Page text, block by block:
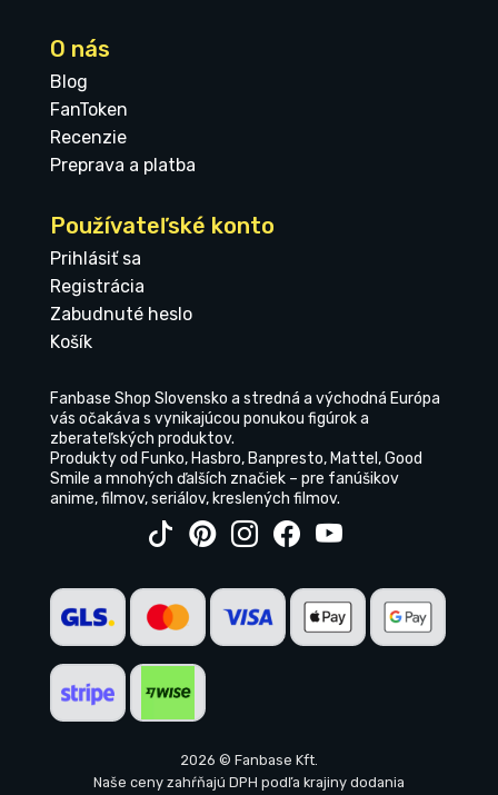
O nás
Blog
FanToken
Recenzie
Preprava a platba
Používateľské konto
Prihlásiť sa
Registrácia
Zabudnuté heslo
Košík
Fanbase Shop Slovensko a stredná a východná Európa
vás očakáva s vynikajúcou ponukou figúrok a
zberateľských produktov.
Produkty od Funko, Hasbro, Banpresto, Mattel, Good
Smile a mnohých ďalších značiek – pre fanúšikov
anime, filmov, seriálov, kreslených filmov.
2026 © Fanbase Kft.
Naše ceny zahŕňajú DPH podľa krajiny dodania